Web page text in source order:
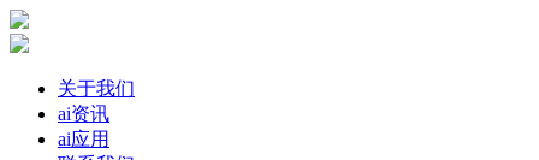
关于我们
ai资讯
ai应用